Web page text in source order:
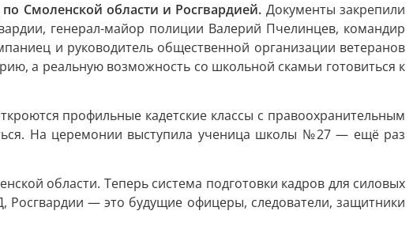
Смоленской области и Росгвардией. Документы закрепили
генерал-майор полиции Валерий Пчелинцев, командир
и руководитель общественной организации ветеранов
а реальную возможность со школьной скамьи готовиться к
профильные кадетские классы с правоохранительным
На церемонии выступила ученица школы №27 — ещё раз
области. Теперь система подготовки кадров для силовых
Росгвардии — это будущие офицеры, следователи, защитники